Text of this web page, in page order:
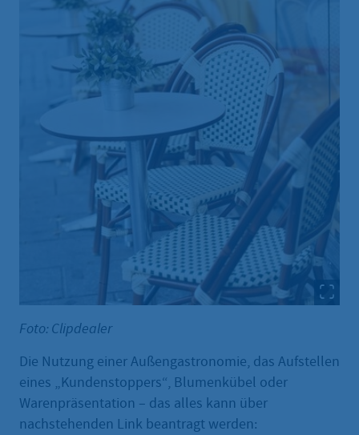
Foto: Clipdealer
Die Nutzung einer Außengastronomie, das Aufstellen
eines „Kundenstoppers“, Blumenkübel oder
Warenpräsentation – das alles kann über
nachstehenden Link beantragt werden: